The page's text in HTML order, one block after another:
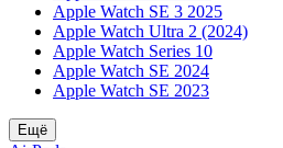
Apple Watch SE 3 2025
Apple Watch Ultra 2 (2024)
Apple Watch Series 10
Apple Watch SE 2024
Apple Watch SE 2023
Ещё